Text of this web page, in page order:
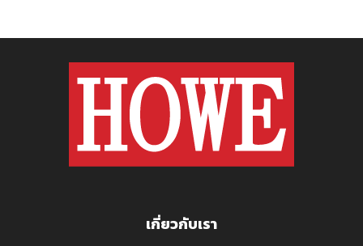
เกี่ยวกับเรา